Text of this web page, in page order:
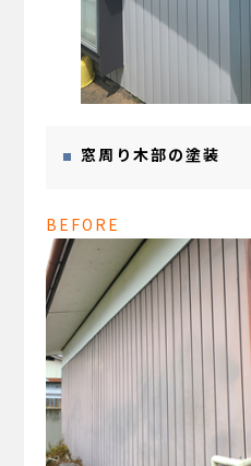
窓周り木部の塗装
BEFORE